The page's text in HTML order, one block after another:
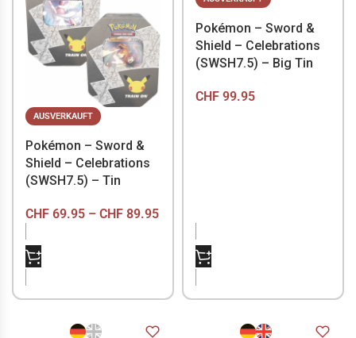
AUSVERKAUFT
Pokémon – Sword &
Shield – Celebrations
(SWSH7.5) – Tin
CHF 69.95 – CHF 89.95
Pokémon – Sword &
Shield – Celebrations
(SWSH7.5) – Big Tin
CHF99.95